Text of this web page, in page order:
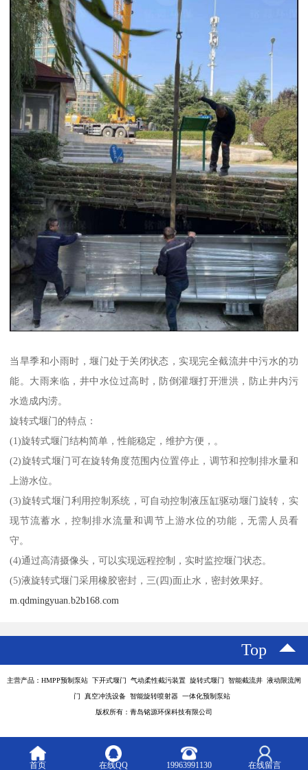
当旱季和小雨时，堰门处于关闭状态，实现完全截流井中污水的功
能。大雨来临，井中水位过高时，防倒灌堰打开泄洪，防止井内污
水造成内涝。
旋转式堰门的特点：
(1)旋转式堰门结构简单，性能稳定，维护方便，。
(2)旋转式堰门可在旋转角度范围内位置停止，调节和控制排水量和
上游水位。
(3)旋转式堰门利用控制系统，可自动控制液压缸驱动堰门旋转，实
现节流蓄水，控制排水流量和调节上游水位的功能，无需人员看
守。
(4)通过高清摄像头，可以实现远程控制，实时监控堰门状态。
(5)液旋转式堰门采用橡胶密封，三(四)面止水，密封效果好。
m.qdmingyuan.b2b168.com
Top
主营产品：HMPP预制泵站 下开式堰门 气动柔性截污装置 旋转式堰门 智能截流井 液动限流闸
门 真空冲洗设备 智能旋转喷射器 一体化预制泵站
版权所有：青岛铭源环保科技有限公司
首页 在线QQ 19963991130 在线留言